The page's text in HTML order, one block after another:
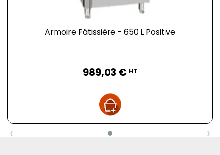
Armoire Pâtissière - 650 L Positive
989,03 € HT
‹ ›